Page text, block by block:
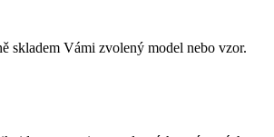
skladem Vámi zvolený model nebo vzor.